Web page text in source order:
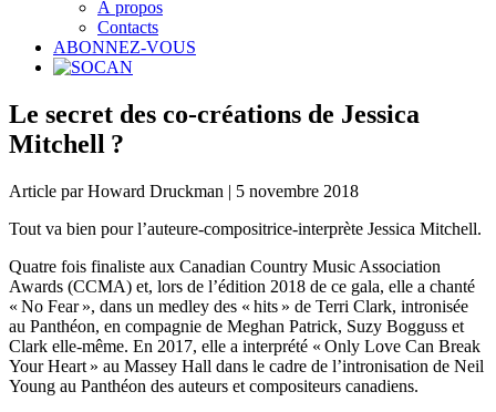
À propos
Contacts
ABONNEZ-VOUS
Le secret des co-créations de Jessica
Mitchell ?
Article par Howard Druckman | 5 novembre 2018
Tout va bien pour l’auteure-compositrice-interprète Jessica Mitchell.
Quatre fois finaliste aux Canadian Country Music Association
Awards (CCMA) et, lors de l’édition 2018 de ce gala, elle a chanté
« No Fear », dans un medley des « hits » de Terri Clark, intronisée
au Panthéon, en compagnie de Meghan Patrick, Suzy Bogguss et
Clark elle-même. En 2017, elle a interprété « Only Love Can Break
Your Heart » au Massey Hall dans le cadre de l’intronisation de Neil
Young au Panthéon des auteurs et compositeurs canadiens.